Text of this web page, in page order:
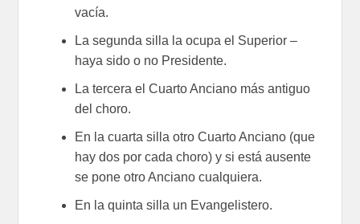
vacía.
La segunda silla la ocupa el Superior –
haya sido o no Presidente.
La tercera el Cuarto Anciano más antiguo
del choro.
En la cuarta silla otro Cuarto Anciano (que
hay dos por cada choro) y si está ausente
se pone otro Anciano cualquiera.
En la quinta silla un Evangelistero.